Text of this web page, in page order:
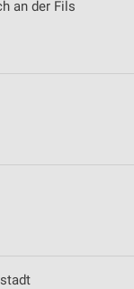
an der Fils